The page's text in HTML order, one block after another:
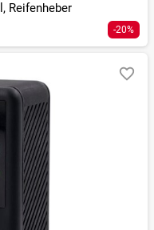
Reifenheber
-20%